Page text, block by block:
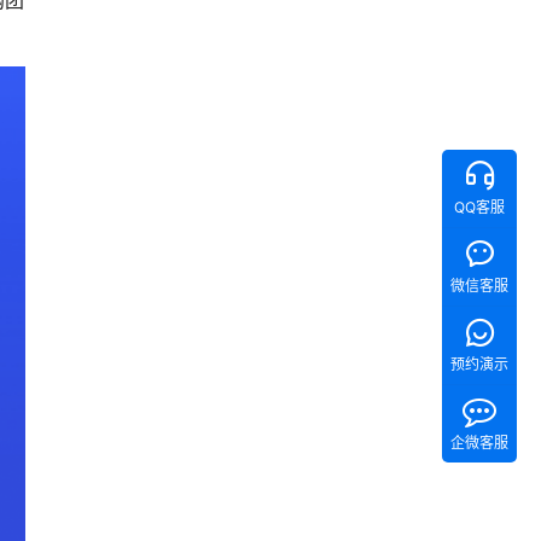
QQ客服
微信客服
预约演示
企微客服